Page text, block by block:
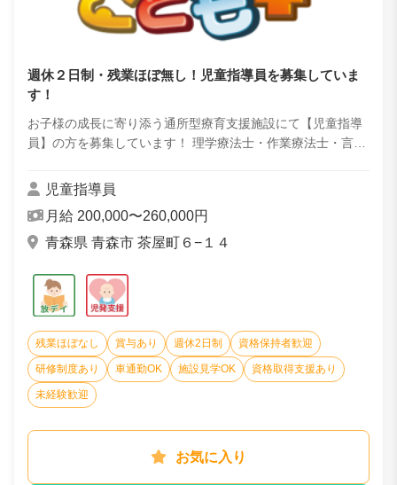
残業ほぼなし 賞与あり 週休2日制 資格保持者歓迎
研修制度あり 車通勤OK 施設見学OK 資格取得支援あり
未経験歓迎
週休２日制・残業ほぼ無し！児童指導員を募集していま
す！
お子様の成長に寄り添う通所型療育支援施設にて【児童指導
員】の方を募集しています！ 理学療法士・作業療法士・言語
わらず、充実した研修でスキルアップ...
児童指導員
月給 200,000〜260,000円
青森県 青森市 茶屋町６−１４
お気に入り